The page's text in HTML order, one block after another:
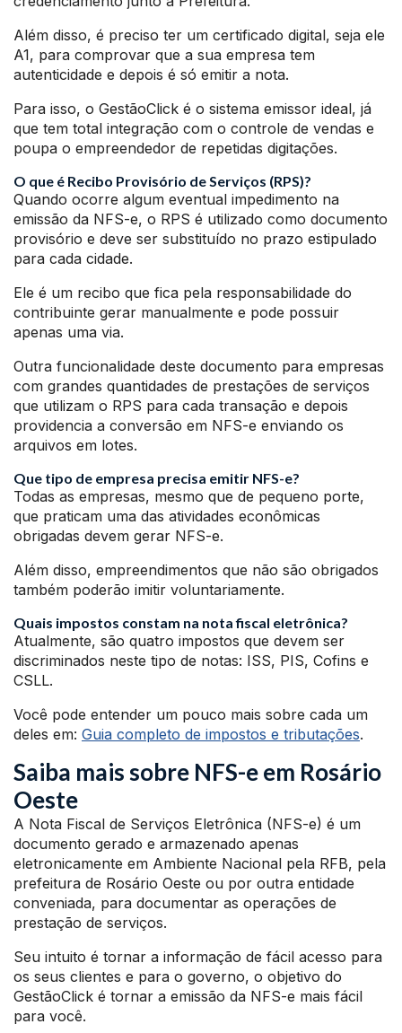
Além disso, é preciso ter um certificado digital, seja ele
A1, para comprovar que a sua empresa tem
autenticidade e depois é só emitir a nota.
Para isso, o GestãoClick é o sistema emissor ideal, já
que tem total integração com o controle de vendas e
poupa o empreendedor de repetidas digitações.
O que é Recibo Provisório de Serviços (RPS)?
Quando ocorre algum eventual impedimento na
emissão da NFS-e, o RPS é utilizado como documento
provisório e deve ser substituído no prazo estipulado
para cada cidade.
Ele é um recibo que fica pela responsabilidade do
contribuinte gerar manualmente e pode possuir
apenas uma via.
Outra funcionalidade deste documento para empresas
com grandes quantidades de prestações de serviços
que utilizam o RPS para cada transação e depois
providencia a conversão em NFS-e enviando os
arquivos em lotes.
Que tipo de empresa precisa emitir NFS-e?
Todas as empresas, mesmo que de pequeno porte,
que praticam uma das atividades econômicas
obrigadas devem gerar NFS-e.
Além disso, empreendimentos que não são obrigados
também poderão imitir voluntariamente.
Quais impostos constam na nota fiscal eletrônica?
Atualmente, são quatro impostos que devem ser
discriminados neste tipo de notas: ISS, PIS, Cofins e
CSLL.
Você pode entender um pouco mais sobre cada um
deles em: Guia completo de impostos e tributações.
Saiba mais sobre NFS-e em Rosário
Oeste
A Nota Fiscal de Serviços Eletrônica (NFS-e) é um
documento gerado e armazenado apenas
eletronicamente em Ambiente Nacional pela RFB, pela
prefeitura de Rosário Oeste ou por outra entidade
conveniada, para documentar as operações de
prestação de serviços.
Seu intuito é tornar a informação de fácil acesso para
os seus clientes e para o governo, o objetivo do
GestãoClick é tornar a emissão da NFS-e mais fácil
para você.